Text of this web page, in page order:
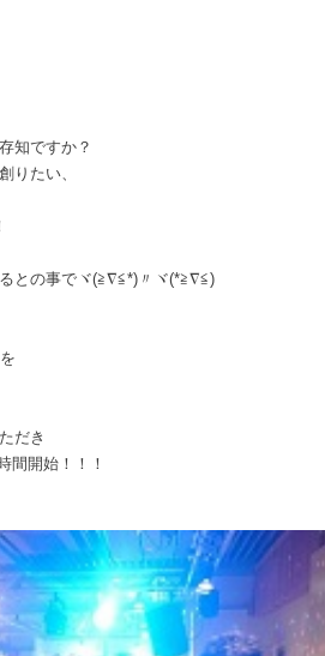
知ですか？
りたい、
との事でヾ(≧∇≦*)〃ヾ(*≧∇≦)
だき
間開始！！！